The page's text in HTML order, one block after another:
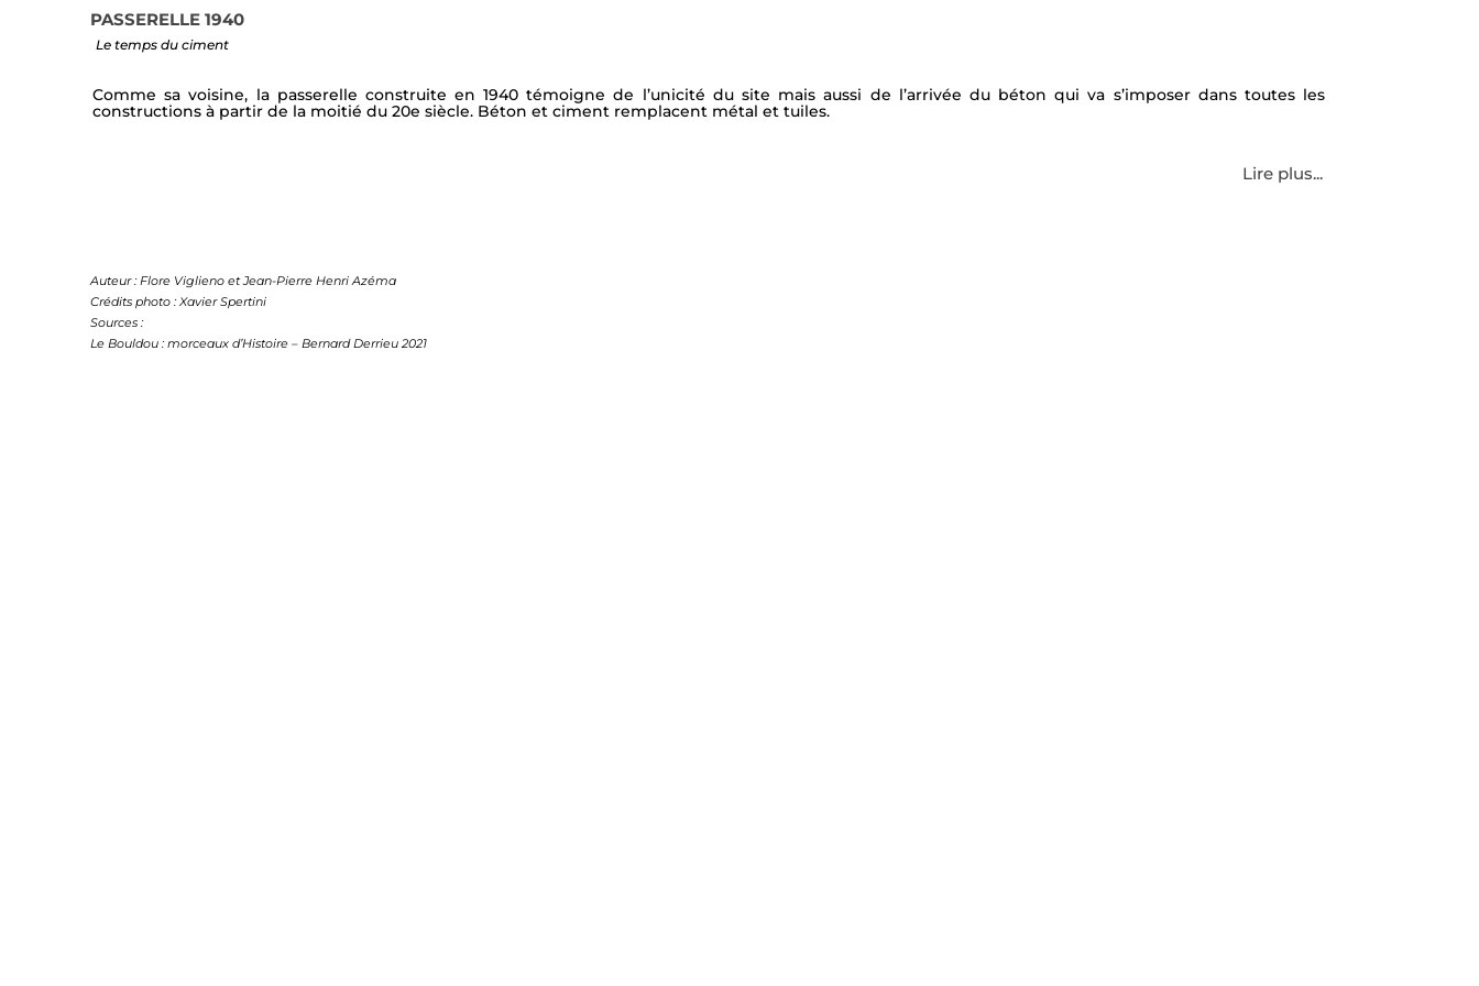
PASSERELLE 1940
Le temps du ciment
Comme sa voisine, la passerelle construite en 1940 témoigne de l’unicité du site mais aussi de l’arrivée du béton qui va s’imposer dans toutes les
constructions à partir de la moitié du 20e siècle. Béton et ciment remplacent métal et tuiles.
Lire plus...
Auteur : Flore Viglieno et Jean-Pierre Henri Azéma
Crédits photo : Xavier Spertini
Sources :
Le Bouldou : morceaux d’Histoire – Bernard Derrieu 2021